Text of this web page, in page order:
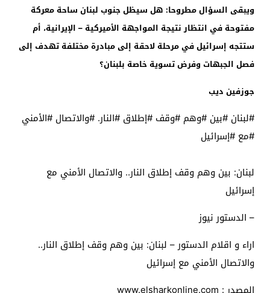
ويبقى السؤال مطروحا: هل سيظل جنوب لبنان ساحة معركة
مفتوحة في انتظار نتيجة المواجهة الأميركية – الإيرانية، أم
ستتجه إسرائيل في مرحلة لاحقة إلى مبادرة مختلفة تهدف إلى
فصل الجبهات وفرض تسوية خاصة بلبنان؟
جوزفين ديب
#لبنان #بين #وهم #وقف #إطلاق #النار. #والاتصال #الأمني
#مع #إسرائيل
لبنان: بين وهم وقف إطلاق النار.. والاتصال الأمني ​​مع
إسرائيل
– الدستور نيوز
اراء و اقلام الدستور – لبنان: بين وهم وقف إطلاق النار..
والاتصال الأمني ​​مع إسرائيل